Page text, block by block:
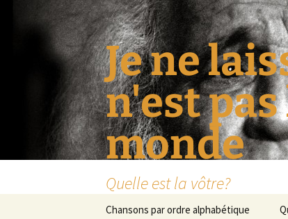
Je ne
n'est
monde
Quelle est la vôtre?
Chansons par ordre alphabétique